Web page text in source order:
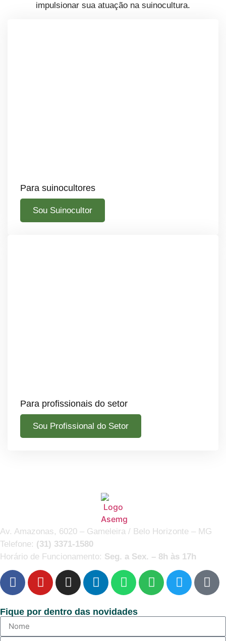
impulsionar sua atuação na suinocultura.
Para suinocultores
Sou Suinocultor
Para profissionais do setor
Sou Profissional do Setor
Av. Amazonas, 6020 – Gameleira / Belo Horizonte – MG
Telefone: (31) 3371-1580
Horário de Funcionamento: Seg. a Sex. – 8h às 17h
Fique por dentro das novidades